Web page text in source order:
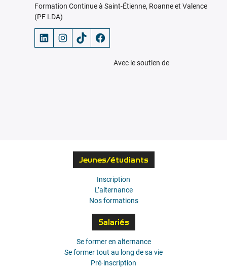
Formation Continue à Saint-Étienne, Roanne et Valence
(PF LDA)
LinkedIn Instagram TikTok Facebook
Avec le soutien de
Jeunes/étudiants
Inscription
L’alternance
Nos formations
Salariés
Se former en alternance
Se former tout au long de sa vie
Pré-inscription